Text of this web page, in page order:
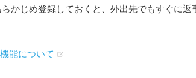
かじめ登録しておくと、外出先でもすぐに返
能について